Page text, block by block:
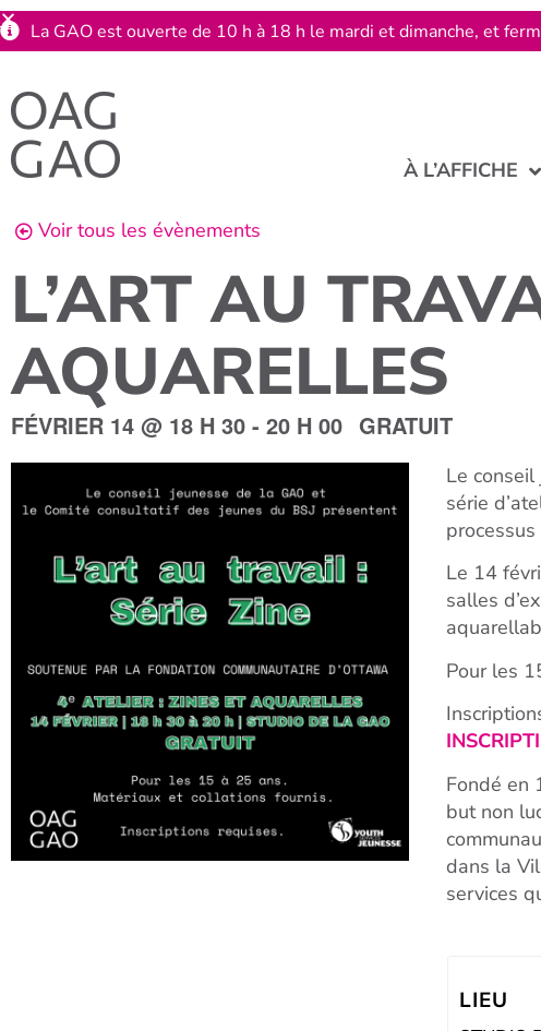
À L’AFFICHE
Voir tous les évènements
L’ART AU
AQUARELLES
FÉVRIER 14 @ 18 H 30 - 20 H 00 GRATUIT
Le
série
Le 14
salles
Pour les
Fondé en
but non
dans la
services
LIEU
La GAO est ouverte de 10 h à 18 h le mardi et dimanche, et